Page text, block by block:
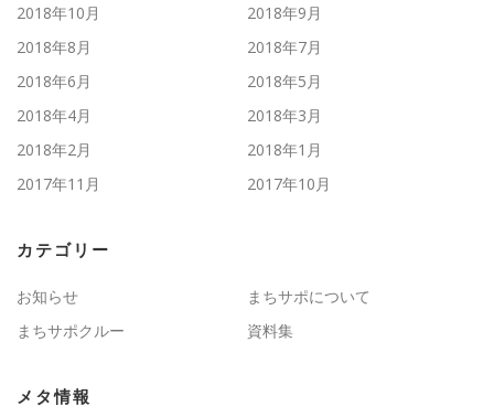
2018年10月
2018年9月
2018年8月
2018年7月
2018年6月
2018年5月
2018年4月
2018年3月
2018年2月
2018年1月
2017年11月
2017年10月
カテゴリー
お知らせ
まちサポについて
まちサポクルー
資料集
メタ情報